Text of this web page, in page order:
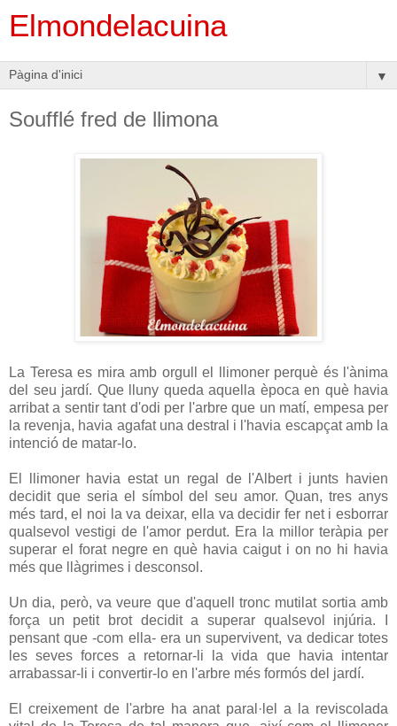
Elmondelacuina
▼
Soufflé fred de llimona
La Teresa es mira amb orgull el llimoner perquè és l'ànima
del seu jardí. Que lluny queda aquella època en què havia
arribat a sentir tant d'odi per l'arbre que un matí, empesa per
la revenja, havia agafat una destral i l'havia escapçat amb la
intenció de matar-lo.
El llimoner havia estat un regal de l'Albert i junts havien
decidit que seria el símbol del seu amor. Quan, tres anys
més tard, el noi la va deixar, ella va decidir fer net i esborrar
qualsevol vestigi de l'amor perdut. Era la millor teràpia per
superar el forat negre en què havia caigut i on no hi havia
més que llàgrimes i desconsol.
Un dia, però, va veure que d'aquell tronc mutilat sortia amb
força un petit brot decidit a superar qualsevol injúria. I
pensant que -com ella- era un supervivent, va dedicar totes
les seves forces a retornar-li la vida que havia intentar
arrabassar-li i convertir-lo en l'arbre més formós del jardí.
El creixement de l'arbre ha anat paral·lel a la reviscolada